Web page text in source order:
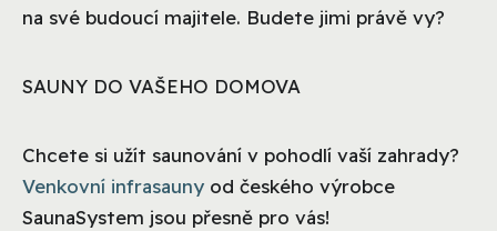
na své budoucí majitele. Budete jimi právě vy?
SAUNY DO VAŠEHO DOMOVA
Chcete si užít saunování v pohodlí vaší zahrady?
Venkovní infrasauny od českého výrobce
SaunaSystem jsou přesně pro vás!